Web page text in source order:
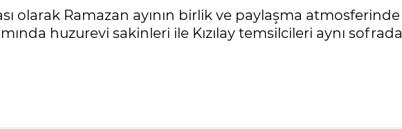
olarak Ramazan ayının birlik ve paylaşma atmosferinde
huzurevi sakinleri ile Kızılay temsilcileri aynı sofrada